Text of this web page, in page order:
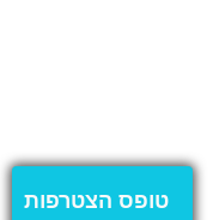
טופס הצטרפות